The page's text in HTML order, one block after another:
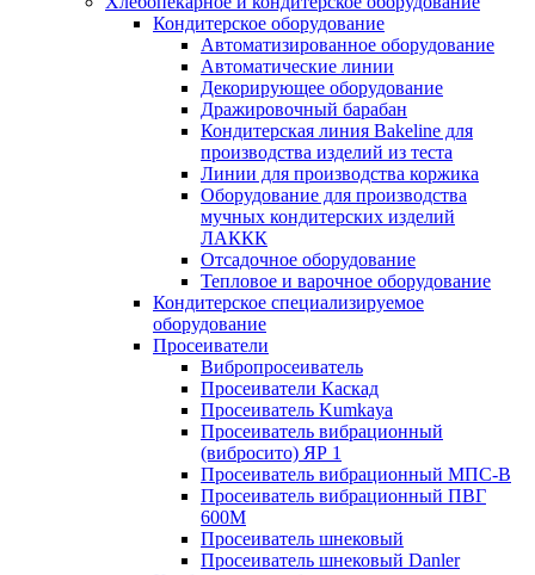
Кондитерское оборудование
Автоматизированное оборудование
Автоматические линии
Декорирующее оборудование
Дражировочный барабан
Кондитерская линия Bakeline для
производства изделий из теста
Линии для производства коржика
Оборудование для производства
мучных кондитерских изделий
ЛАККК
Отсадочное оборудование
Тепловое и варочное оборудование
Кондитерское специализируемое
оборудование
Просеиватели
Вибропросеиватель
Просеиватели Каскад
Просеиватель Kumkaya
Просеиватель вибрационный
(вибросито) ЯР 1
Просеиватель вибрационный МПС-В
Просеиватель вибрационный ПВГ
600М
Просеиватель шнековый
Просеиватель шнековый Danler